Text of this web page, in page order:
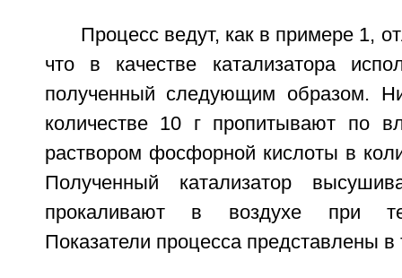
Процесс ведут, как в примере 1,
что в качестве катализатора
полученный следующим образом.
количестве 10 г пропитывают по
раствором фосфорной кислоты в
Полученный катализатор
прокаливают в воздухе при
Показатели процесса представлены в